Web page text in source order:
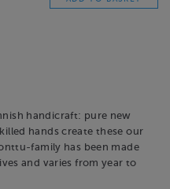
handicraft: pure new
hands create these our
family has been made
and varies from year to